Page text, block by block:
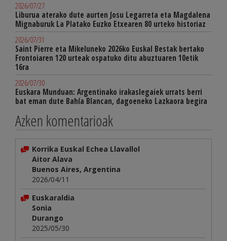
2026/07/27
Liburua aterako dute aurten Josu Legarreta eta Magdalena
Mignaburuk La Platako Euzko Etxearen 80 urteko historiaz
2026/07/31
Saint Pierre eta Mikeluneko 2026ko Euskal Bestak bertako
Frontoiaren 120 urteak ospatuko ditu abuztuaren 10etik
16ra
2026/07/30
Euskara Munduan: Argentinako irakaslegaiek urrats berri
bat eman dute Bahía Blancan, dagoeneko Lazkaora begira
Azken komentarioak
Korrika Euskal Echea Llavallol
Aitor Alava
Buenos Aires, Argentina
2026/04/11
Euskaraldia
Sonia
Durango
2025/05/30